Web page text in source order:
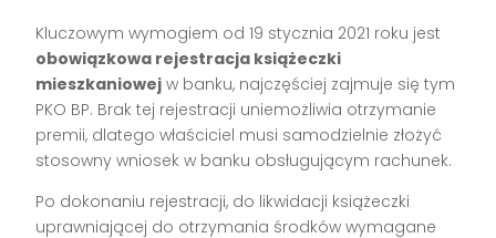
Kluczowym wymogiem od 19 stycznia 2021 roku jest
obowiązkowa rejestracja książeczki
mieszkaniowej w banku, najczęściej zajmuje się tym
PKO BP. Brak tej rejestracji uniemożliwia otrzymanie
premii, dlatego właściciel musi samodzielnie złożyć
stosowny wniosek w banku obsługującym rachunek.
Po dokonaniu rejestracji, do likwidacji książeczki
uprawniającej do otrzymania środków wymagane